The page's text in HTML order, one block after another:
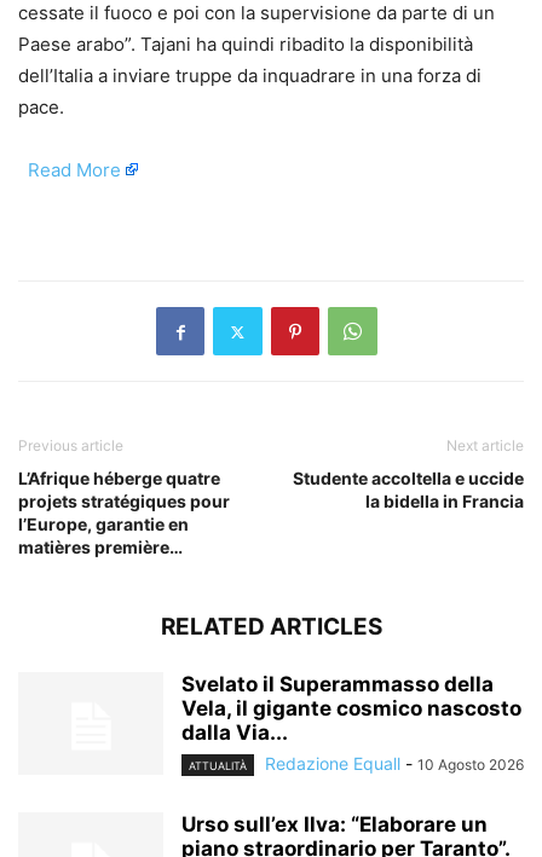
cessate il fuoco e poi con la supervisione da parte di un
Paese arabo”. Tajani ha quindi ribadito la disponibilità
dell’Italia a inviare truppe da inquadrare in una forza di
pace.
Read More
Previous article
L’Afrique héberge quatre
projets stratégiques pour
l’Europe, garantie en
matières première…
Next article
Studente accoltella e uccide
la bidella in Francia
RELATED ARTICLES
Svelato il Superammasso della
Vela, il gigante cosmico nascosto
dalla Via...
ATTUALITÀ Redazione Equall - 10 Agosto 2026
Urso sull’ex Ilva: “Elaborare un
piano straordinario per Taranto”.